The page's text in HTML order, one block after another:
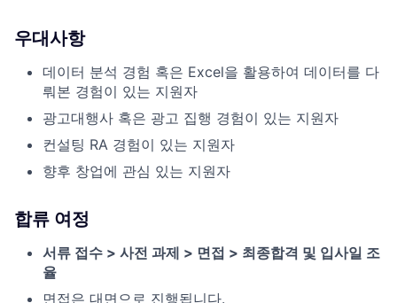
우대사항
데이터 분석 경험 혹은 Excel을 활용하여 데이터를 다
뤄본 경험이 있는 지원자
광고대행사 혹은 광고 집행 경험이 있는 지원자
컨설팅 RA 경험이 있는 지원자
향후 창업에 관심 있는 지원자
합류 여정
서류 접수 > 사전 과제 > 면접 > 최종합격 및 입사일 조
율
면접은 대면으로 진행됩니다.